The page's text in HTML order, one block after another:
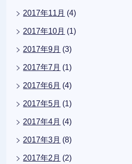
2017年11月 (4)
2017年10月 (1)
2017年9月 (3)
2017年7月 (1)
2017年6月 (4)
2017年5月 (1)
2017年4月 (4)
2017年3月 (8)
2017年2月 (2)